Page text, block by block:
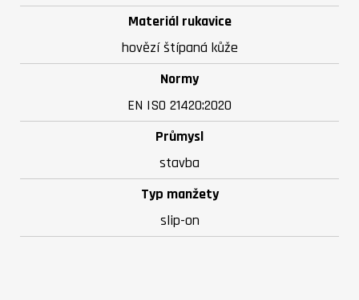
Materiál rukavice
hovězí štípaná kůže
Normy
EN ISO 21420:2020
Průmysl
stavba
Typ manžety
slip-on